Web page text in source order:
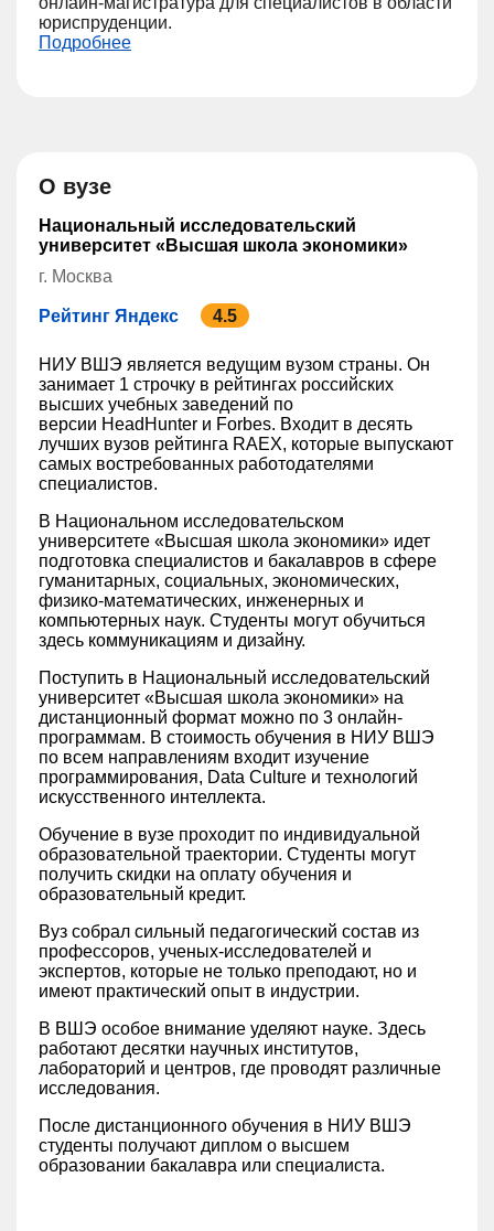
юриспруденции.
Подробнее
О вузе
Национальный исследовательский
университет «Высшая школа экономики»
г. Москва
Рейтинг Яндекс 4.5
НИУ ВШЭ является ведущим вузом страны. Он
занимает 1 строчку в рейтингах российских
высших учебных заведений по
версии HeadHunter и Forbes. Входит в десять
лучших вузов рейтинга RAEX, которые выпускают
самых востребованных работодателями
специалистов.
В Национальном исследовательском
университете «Высшая школа экономики» идет
подготовка специалистов и бакалавров в сфере
гуманитарных, социальных, экономических,
физико-математических, инженерных и
компьютерных наук. Студенты могут обучиться
здесь коммуникациям и дизайну.
Поступить в Национальный исследовательский
университет «Высшая школа экономики» на
дистанционный формат можно по 3 онлайн-
программам. В стоимость обучения в НИУ ВШЭ
по всем направлениям входит изучение
программирования, Data Culture и технологий
искусственного интеллекта.
Обучение в вузе проходит по индивидуальной
образовательной траектории. Студенты могут
получить скидки на оплату обучения и
образовательный кредит.
Вуз собрал сильный педагогический состав из
профессоров, ученых-исследователей и
экспертов, которые не только преподают, но и
имеют практический опыт в индустрии.
В ВШЭ особое внимание уделяют науке. Здесь
работают десятки научных институтов,
лабораторий и центров, где проводят различные
исследования.
После дистанционного обучения в НИУ ВШЭ
студенты получают диплом о высшем
образовании бакалавра или специалиста.